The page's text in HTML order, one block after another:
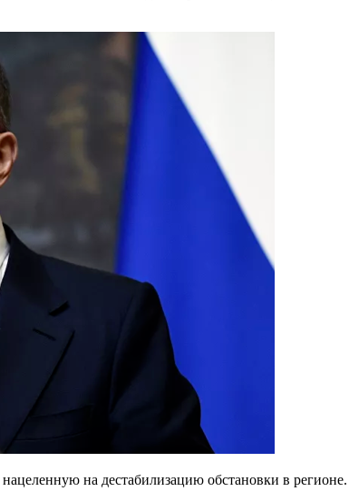
на дестабилизацию обстановки в регионе.